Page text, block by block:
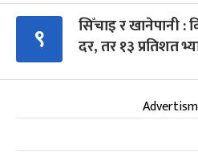
९
सिँचाइ र खानेपानी
दर, तर १३ प्रतिशत